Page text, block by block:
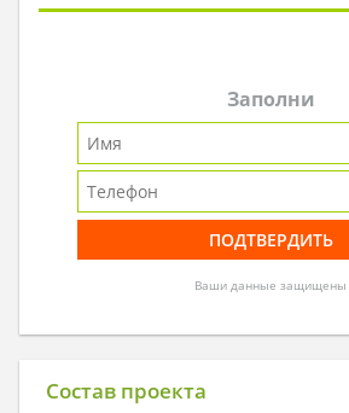
Заполни
Ваши данные защищены
Состав проекта